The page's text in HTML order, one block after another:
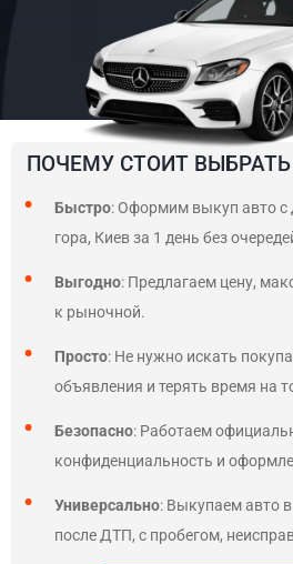
ПОЧЕМУ СТОИТ ВЫБРАТЬ
Быстро: Оформим выкуп авто с
гора, Киев за 1 день без
Выгодно: Предлагаем цену,
к рыночной.
Просто: Не нужно искать
объявления и терять время на
Безопасно: Работаем
конфиденциальность и
Универсально: Выкупаем авто
после ДТП, с пробегом,